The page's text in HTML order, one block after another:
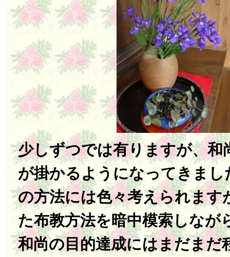
少しずつでは有りますが、和
が掛かるようになってきまし
の方法には色々考えられます
た布教方法を暗中模索しなが
和尚の目的達成にはまだまだ